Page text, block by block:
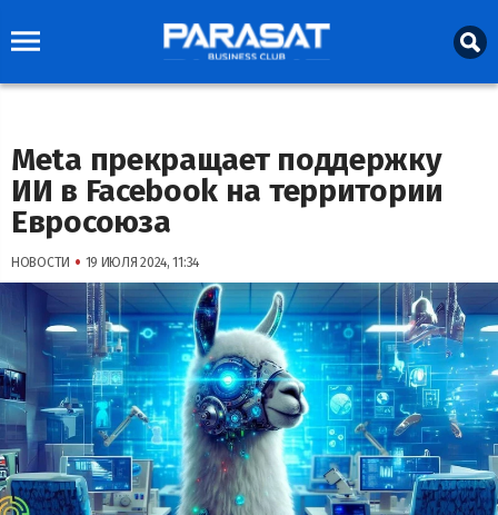
Meta прекращает поддержку
ИИ в Facebook на территории
Евросоюза
НОВОСТИ • 19 ИЮЛЯ 2024, 11:34